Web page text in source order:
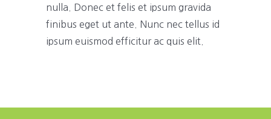
nulla. Donec et felis et ipsum gravida
finibus eget ut ante. Nunc nec tellus id
ipsum euismod efficitur ac quis elit.